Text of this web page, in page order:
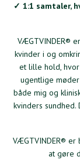
✓ 1:1 samtaler,
VÆGTVINDER®
kvinder i og
et lille hold,
ugentlige
både mig og
kvinders
VÆGTVINDER®
at gøre